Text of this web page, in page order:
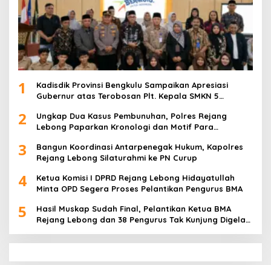
1
Kadisdik Provinsi Bengkulu Sampaikan Apresiasi
Gubernur atas Terobosan Plt. Kepala SMKN 5
2
Ungkap Dua Kasus Pembunuhan, Polres Rejang
Lebong Paparkan Kronologi dan Motif Para
3
Bangun Koordinasi Antarpenegak Hukum, Kapolres
Rejang Lebong Silaturahmi ke PN Curup
4
Ketua Komisi I DPRD Rejang Lebong Hidayatullah
Minta OPD Segera Proses Pelantikan Pengurus BMA
5
Hasil Muskap Sudah Final, Pelantikan Ketua BMA
Rejang Lebong dan 38 Pengurus Tak Kunjung Digelar,